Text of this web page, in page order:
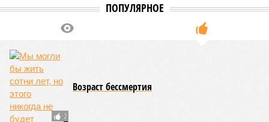
ПОПУЛЯРНОЕ
2
Возраст бессмертия